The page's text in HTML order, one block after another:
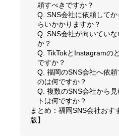
頼すべきですか？
Q. SNS会社に依頼して
らいかかりますか？
Q. SNS会社が向いてい
か？
Q. TikTokとInstagramの
ですか？
Q. 福岡のSNS会社へ依
のは何ですか？
Q. 複数のSNS会社から
トは何ですか？
まとめ：福岡SNS会社おす
版】